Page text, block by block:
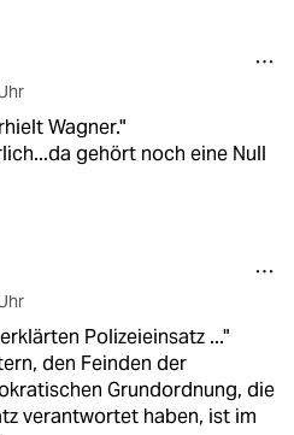
Wagner."
gehört noch eine Null
Polizeieinsatz ..."
den Feinden der
Grundordnung, die
verantwortet haben, ist im